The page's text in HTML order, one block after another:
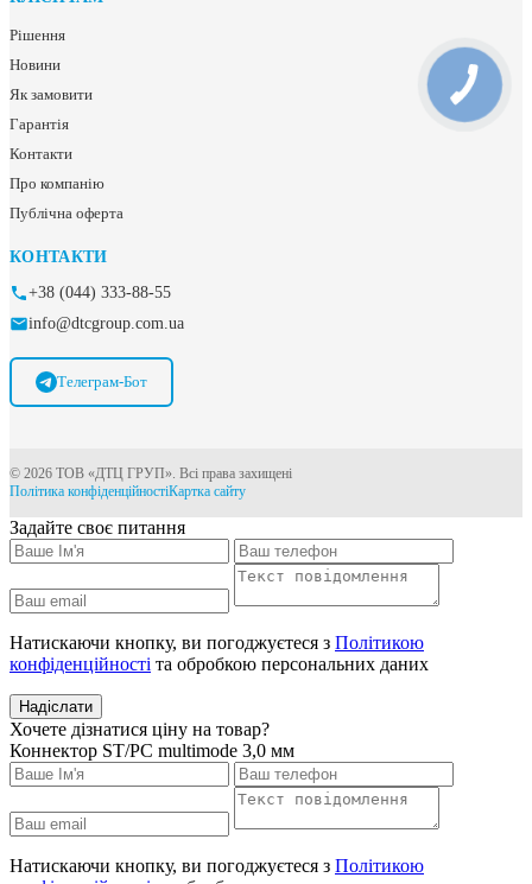
Рішення
Новини
Як замовити
Гарантія
Контакти
Про компанію
Публічна оферта
КОНТАКТИ
+38 (044) 333-88-55
info@dtcgroup.com.ua
Телеграм-Бот
© 2026 ТОВ «ДТЦ ГРУП». Всі права захищені
Політика конфіденційностіКартка сайту
Задайте своє питання
Натискаючи кнопку, ви погоджуєтеся з Політикою
конфіденційності та обробкою персональних даних
Надіслати
Хочете дізнатися ціну на товар?
Коннектор ST/PC multimode 3,0 мм
Натискаючи кнопку, ви погоджуєтеся з Політикою